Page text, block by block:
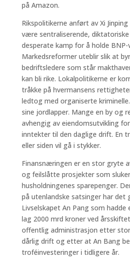
på Amazon.
Rikspolitikerne anført av Xi
være sentraliserende,
desperate kamp for å holde BNP-
Markedsreformer uteblir slik at
bedriftsledere som står
kan bli rike. Lokalpolitikerne er
tråkke på hvermansens
ledtog med organiserte
sine jordlapper. Mange en by og
avhengig av eiendomsutvikling
inntekter til den daglige drift. En
eller siden vil gå i stykker.
Finansnæringen er en stor gryte
og feilslåtte prosjekter som
husholdningenes sparepenger.
på utenlandske satsinger har det
Livselskapet An Pang som hadde
lag 2000 mrd kroner ved
offentlig administrasjon etter
dårlig drift og etter at An Bang
troféinvesteringer i tidligere år.